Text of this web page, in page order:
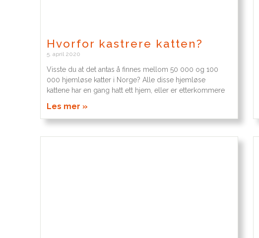
Hvorfor kastrere katten?
5. april 2020
Visste du at det antas å finnes mellom 50 000 og 100
000 hjemløse katter i Norge? Alle disse hjemløse
kattene har en gang hatt ett hjem, eller er etterkommere
Les mer »